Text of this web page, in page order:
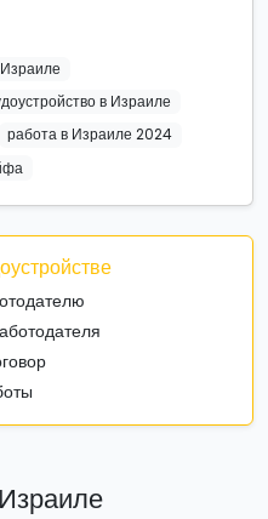
в Израиле
работа в Израиле 2024